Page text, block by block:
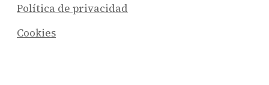
Política de privacidad
Cookies